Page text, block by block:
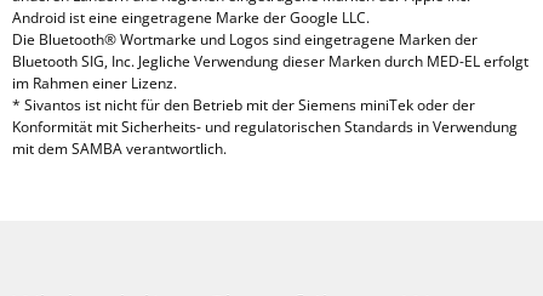
Android ist eine eingetragene Marke der Google LLC.
Die Bluetooth® Wortmarke und Logos sind eingetragene Marken der
Bluetooth SIG, Inc. Jegliche Verwendung dieser Marken durch MED-EL erfolgt
im Rahmen einer Lizenz.
* Sivantos ist nicht für den Betrieb mit der Siemens miniTek oder der
Konformität mit Sicherheits- und regulatorischen Standards in Verwendung
mit dem SAMBA verantwortlich.